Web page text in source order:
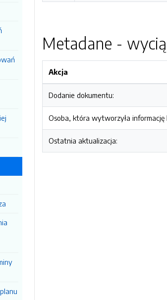
Metadane -
Akcja
Dodanie dokumentu:
Osoba, która wytworzyła
Ostatnia aktualizacja: